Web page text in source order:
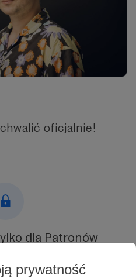
prywatność
oficjalnie!
dla Patronów